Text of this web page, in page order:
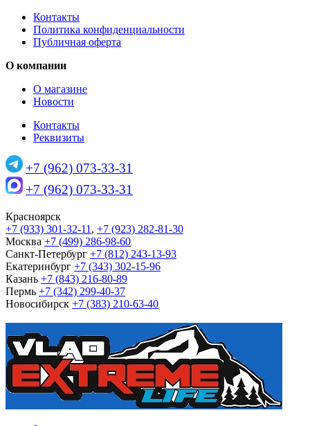
Контакты
Политика конфиденциальности
Публичная оферта
О компании
О магазине
Новости
Контакты
Реквизиты
+7 (962) 073-33-31
+7 (962) 073-33-31
Красноярск
+7 (933) 301-32-11 , +7 (923) 282-81-30
Москва +7 (499) 286-98-60
Санкт-Петербург +7 (812) 243-13-93
Екатеринбург +7 (343) 302-15-96
Казань +7 (843) 216-80-89
Пермь +7 (342) 299-40-37
Новосибирск +7 (383) 210-63-40